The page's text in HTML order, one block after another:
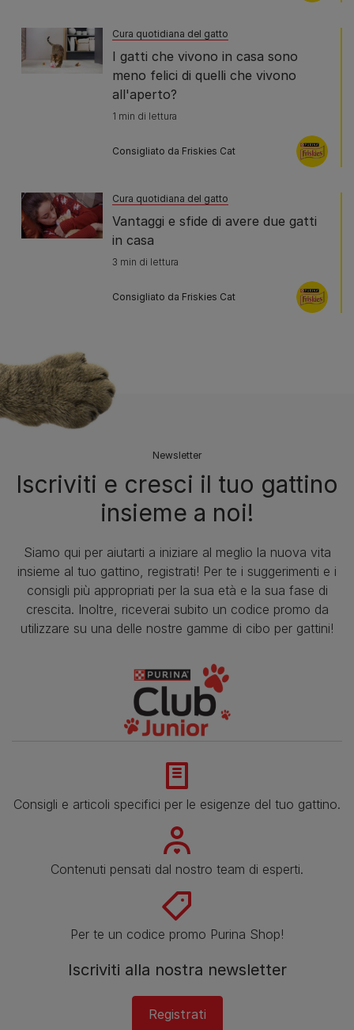
Cura quotidiana del gatto
I gatti che vivono in casa sono
meno felici di quelli che vivono
all'aperto?
1 min di lettura
Consigliato da Friskies Cat
Cura quotidiana del gatto
Vantaggi e sfide di avere due gatti
in casa
3 min di lettura
Consigliato da Friskies Cat
Newsletter
Iscriviti e cresci il tuo gattino
insieme a noi!
Siamo qui per aiutarti a iniziare al meglio la nuova vita
insieme al tuo gattino, registrati! Per te i suggerimenti e i
consigli più appropriati per la sua età e la sua fase di
crescita. Inoltre, riceverai subito un codice promo da
utilizzare su una delle nostre gamme di cibo per gattini!
Consigli e articoli specifici per le esigenze del tuo gattino.
Contenuti pensati dal nostro team di esperti.
Per te un codice promo Purina Shop!
Iscriviti alla nostra newsletter
Registrati